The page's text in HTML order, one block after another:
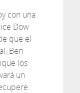
con una
Dow
que el
Ben
los
un